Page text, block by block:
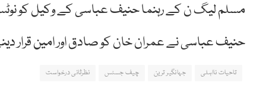
مسلم لیگ ن کے رہنما حنیف عباسی کے وکیل کو
حنیف عباسی نے عمران خان کو صادق اور امین قرار
تاحیات نااہلی جہانگیر ترین چیف جسٹس نظرثانی درخواست